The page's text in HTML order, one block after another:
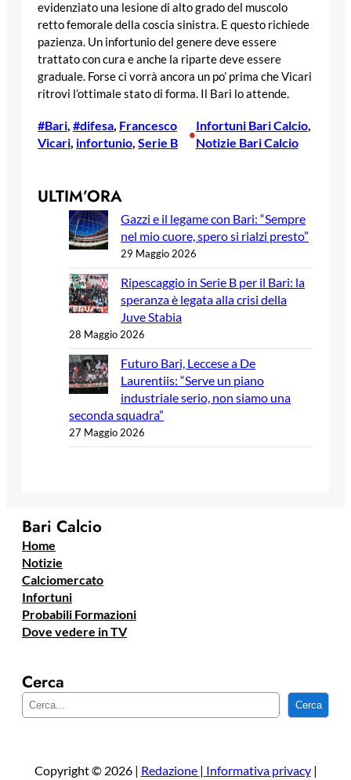
evidenziato una lesione di alto grado del muscolo
retto femorale della coscia sinistra. E questo richiede
pazienza. Un infortunio del genere deve essere
trattato con cura e anche la riparte deve essere
graduale. Forse ci vorrà ancora un po’ prima che Vicari
ritrovi l’ottimale stato di forma. Il Bari lo attende.
#Bari, #difesa, Francesco
Vicari, infortunio, Serie B
•
Infortuni Bari Calcio
Notizie Bari Calcio
ULTIM’ORA
Gazzi e il legame con Bari: “Sempre
nel mio cuore, spero si rialzi presto”
29 Maggio 2026
Ripescaggio in Serie B per il Bari: la
speranza è legata alla crisi della
Juve Stabia
28 Maggio 2026
Futuro Bari, Leccese a De
Laurentiis: “Serve un piano
industriale serio, non siamo una
seconda squadra”
27 Maggio 2026
Bari Calcio
Home
Notizie
Calciomercato
Infortuni
Probabili Formazioni
Dove vedere in TV
Cerca
e
a
Cerca
Copyright © 2026 | Redazione | Informativa privacy|